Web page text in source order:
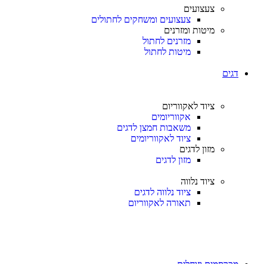
צעצועים
צעצועים ומשחקים לחתולים
מיטות ומזרנים
מזרנים לחתול
מיטות לחתול
דגים
ציוד לאקווריום
אקווריומים
משאבות חמצן לדגים
ציוד לאקווריומים
מזון לדגים
מזון לדגים
ציוד נלווה
ציוד נלווה לדגים
תאורה לאקווריום